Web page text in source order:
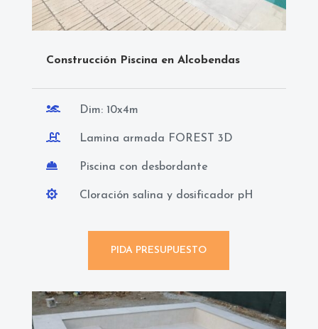
Construcción Piscina en Alcobendas
 Dim: 10x4m
 Lamina armada FOREST 3D
 Piscina con desbordante
 Cloración salina y dosificador pH
PIDA PRESUPUESTO